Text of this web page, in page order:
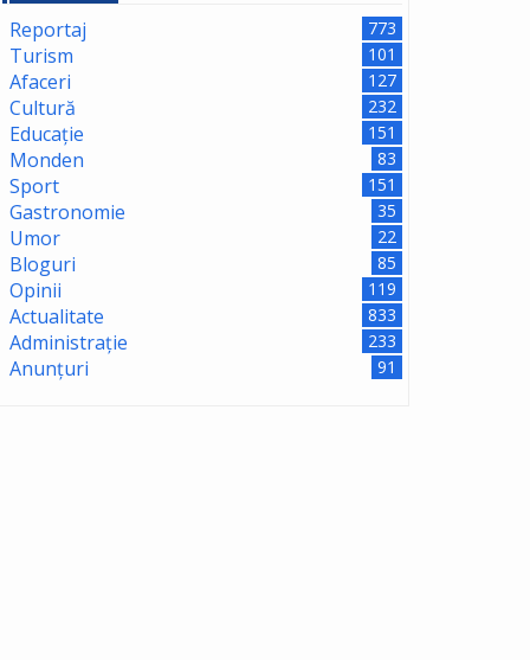
Reportaj 773
Turism 101
Afaceri 127
Cultură 232
Educație 151
Monden 83
Sport 151
Gastronomie 35
Umor 22
Bloguri 85
Opinii 119
Actualitate 833
Administrație 233
Anunțuri 91